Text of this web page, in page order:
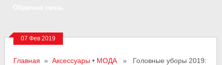
07 Фев 2019
Главная »Аксессуары • МОДА » Головные уборы 2019: